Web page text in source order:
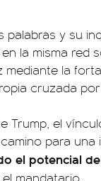
palabras y su
la misma red
la
cruzada
Trump, el
para
el potencial
mandatario.